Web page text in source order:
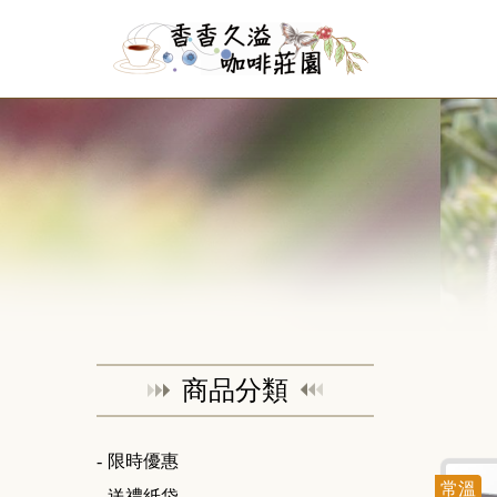
商品分類
限時優惠
常溫